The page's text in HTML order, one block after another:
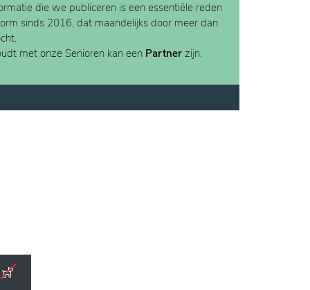
die we publiceren is een essentiële reden
sinds 2016, dat maandelijks door meer dan
met onze Senioren kan een Partner zijn.